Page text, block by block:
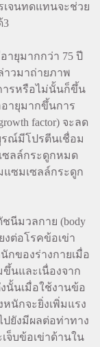
เจนทดแทนจะช่วย
3
ายุมากกว่า 75 ปี
าวมาถ่ายภาพ
ารหรือไม่นั้นก็ขึ้น
ายุมากขึ้นการ
factor) จะลด
รณ์มีโปรตีนเชื่อม
ซลล์กระดูกหมด
แซมเซลล์กระดูก
นีมวลกาย (body
งต่อโรคข้อเข่า
กของร่างกายเมื่อ
นและเนื่องจาก
นั้นเมื่อใช้งานข้อ
นักจะยิ่งเพิ่มแรง
ยังมีผลต่อท่าทาง
จ็บข้อเข่าด้านใน